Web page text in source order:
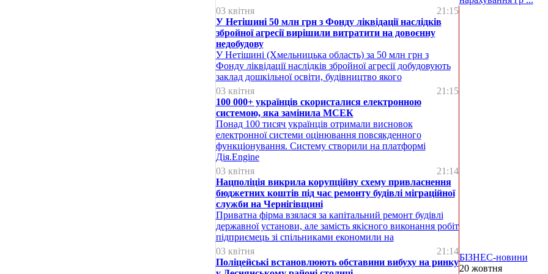
03 квітня
21:15
У Нетішині 50 млн грн з Фонду ліквідації наслідків
збройної агресії вирішили витратити на довоєнну
недобудову
У Нетішині (Хмельницька область) за 50 млн грн з
Фонду ліквідації наслідків збройної агресії добудовують
заклад дошкільної освіти, будівництво якого
03 квітня
21:15
100 000+ українців скористалися електронною
системою, яка замінила МСЕК
Понад 100 тисяч українців отримали висновок
електронної системи оцінювання повсякденного
функціонування. Систему створили на платформі
Дія.Engine
03 квітня
21:14
Нацполіція викрила корупційну схему привласнення
бюджетних коштів під час ремонту будівлі міграційної
служби на Чернігівщині
Приватна фірма взялася за капітальний ремонт будівлі
державної установи, але замість якісного виконання робіт
підприємець зі спільниками економили на
03 квітня
21:14
Поліцейські встановлюють обставини вибуху на ринкуБІЗНЕС-новини
20 жовтня